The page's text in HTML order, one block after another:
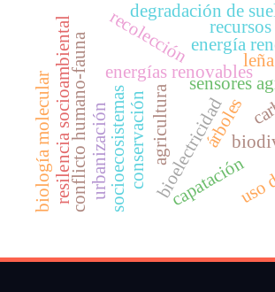
bioelectricidad
energías renovables
sensores
agricultura
recolección
árboles
energía
leña
conflicto humano-fauna conservación
socioecosistemas capatación
resilencia socioambiental
biología molecular
degradación de
urbanización uso